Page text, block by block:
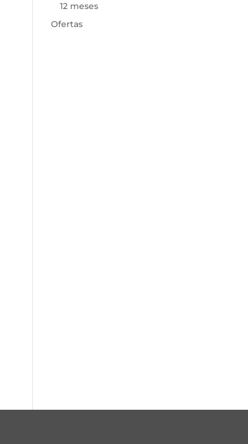
12 meses
Ofertas